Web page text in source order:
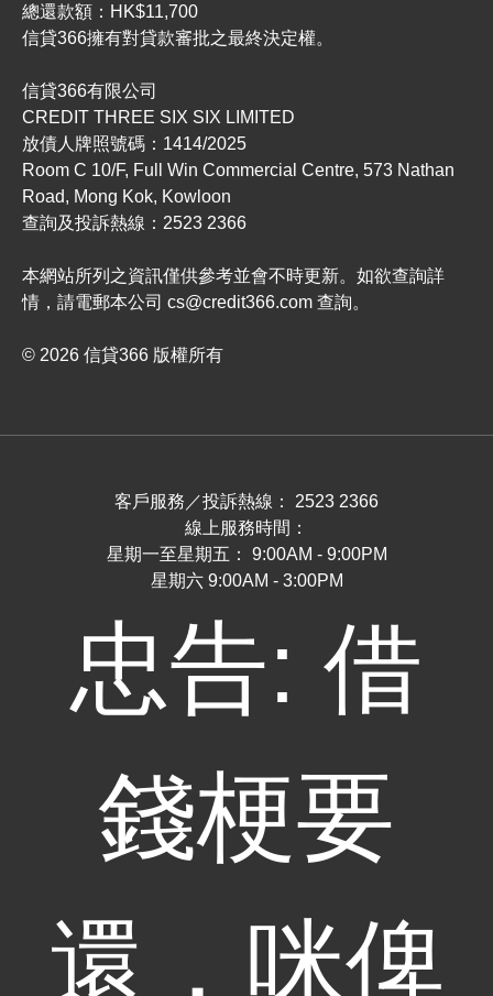
總還款額：HK$11,700
信貸366擁有對貸款審批之最終決定權。
信貸366有限公司
CREDIT THREE SIX SIX LIMITED
放債人牌照號碼：1414/2025
Room C 10/F, Full Win Commercial Centre, 573 Nathan
Road, Mong Kok, Kowloon
查詢及投訴熱線：2523 2366
本網站所列之資訊僅供參考並會不時更新。如欲查詢詳
情，請電郵本公司 cs@credit366.com 查詢。
© 2026 信貸366 版權所有
客戶服務／投訴熱線： 2523 2366
線上服務時間：
星期一至星期五： 9:00AM - 9:00PM
星期六 9:00AM - 3:00PM
忠告: 借
錢梗要
還，咪俾